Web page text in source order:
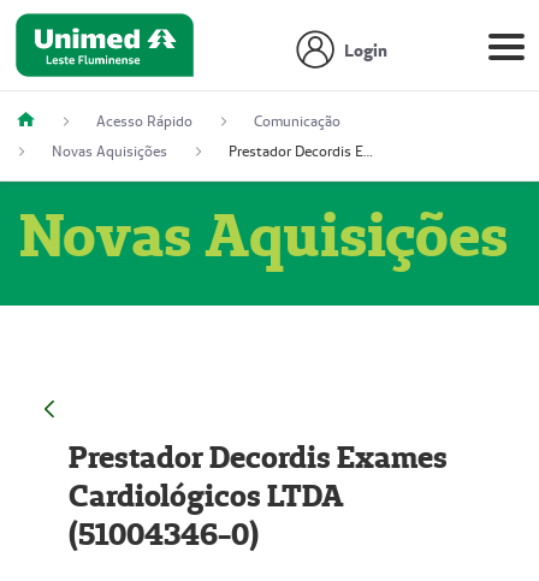
Login
Acesso Rápido
Comunicação
Novas Aquisições
Prestador Decordis Exames Cardiológicos LTDA (51004346-0)
Novas Aquisições
Prestador Decordis Exames
Cardiológicos LTDA
(51004346-0)